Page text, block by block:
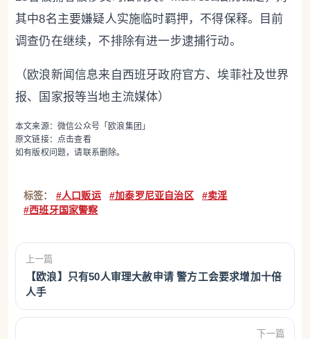
其中8名主要嫌疑人实施临时羁押，不得保释。目前
调查仍在继续，不排除有进一步逮捕行动。
（欧浪新闻信息来自西班牙政府官方、埃菲社及世界
报、国家报等当地主流媒体）
本文来源：微信公众号「欧浪集团」
原文链接： 点击查看
如有版权问题，请联系删除。
标签： #人口贩运 #加泰罗尼亚自治区
#卖淫
#西班牙国家警察
上一篇
【欧浪】只有50人审理大赦申请 警方工会要求增加十倍
人手
下一篇